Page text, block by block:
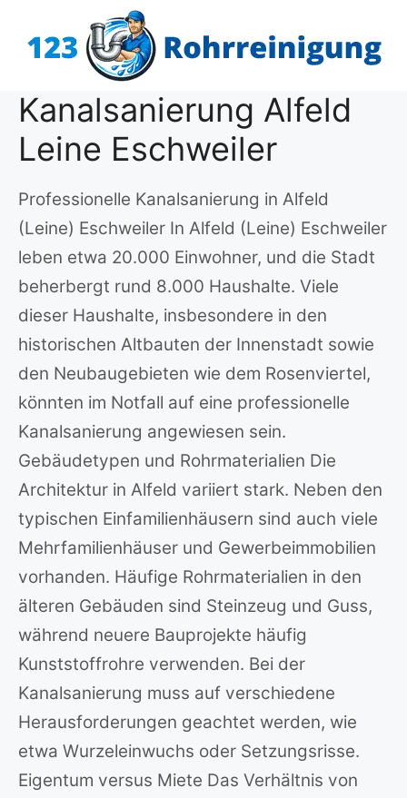
Inhalt
Kanalsanierung Alfeld
Leine Eschweiler
Professionelle Kanalsanierung in Alfeld
(Leine) Eschweiler In Alfeld (Leine) Eschweiler
leben etwa 20.000 Einwohner, und die Stadt
beherbergt rund 8.000 Haushalte. Viele
dieser Haushalte, insbesondere in den
historischen Altbauten der Innenstadt sowie
den Neubaugebieten wie dem Rosenviertel,
könnten im Notfall auf eine professionelle
Kanalsanierung angewiesen sein.
Gebäudetypen und Rohrmaterialien Die
Architektur in Alfeld variiert stark. Neben den
typischen Einfamilienhäusern sind auch viele
Mehrfamilienhäuser und Gewerbeimmobilien
vorhanden. Häufige Rohrmaterialien in den
älteren Gebäuden sind Steinzeug und Guss,
während neuere Bauprojekte häufig
Kunststoffrohre verwenden. Bei der
Kanalsanierung muss auf verschiedene
Herausforderungen geachtet werden, wie
etwa Wurzeleinwuchs oder Setzungsrisse.
Eigentum versus Miete Das Verhältnis von